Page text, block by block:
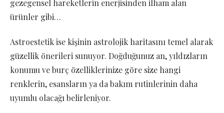
gezegensel hareketlerin enerjisinden ilham alan
ürünler gibi…
Astroestetik ise kişinin astrolojik haritasını temel alarak
güzellik önerileri sunuyor. Doğduğunuz an, yıldızların
konumu ve burç özelliklerinize göre size hangi
renklerin, esansların ya da bakım rutinlerinin daha
uyumlu olacağı belirleniyor.